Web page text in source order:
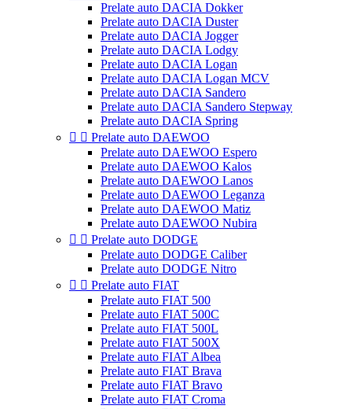
Prelate auto DACIA Dokker
Prelate auto DACIA Duster
Prelate auto DACIA Jogger
Prelate auto DACIA Lodgy
Prelate auto DACIA Logan
Prelate auto DACIA Logan MCV
Prelate auto DACIA Sandero
Prelate auto DACIA Sandero Stepway
Prelate auto DACIA Spring
  Prelate auto DAEWOO
Prelate auto DAEWOO Espero
Prelate auto DAEWOO Kalos
Prelate auto DAEWOO Lanos
Prelate auto DAEWOO Leganza
Prelate auto DAEWOO Matiz
Prelate auto DAEWOO Nubira
  Prelate auto DODGE
Prelate auto DODGE Caliber
Prelate auto DODGE Nitro
  Prelate auto FIAT
Prelate auto FIAT 500
Prelate auto FIAT 500C
Prelate auto FIAT 500L
Prelate auto FIAT 500X
Prelate auto FIAT Albea
Prelate auto FIAT Brava
Prelate auto FIAT Bravo
Prelate auto FIAT Croma